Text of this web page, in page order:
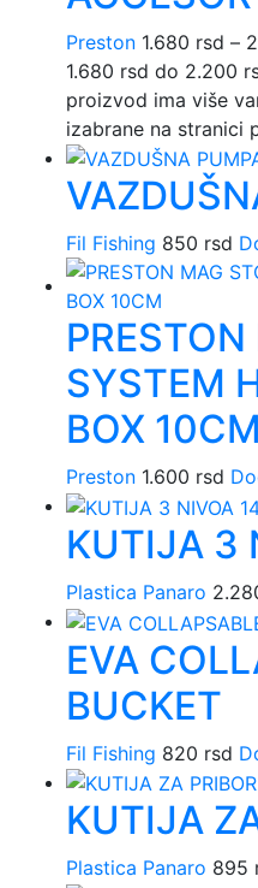
Preston 1.680 rsd –
1.680 rsd do 2.200
proizvod ima više
izabrane na stranici
Fil Fishing 850 rsd
SYSTEM
BOX 10CM
Preston 1.600 rsd
KUTIJA 3
Plastica Panaro
EVA
BUCKET
Fil Fishing 820 rsd
KUTIJA
Plastica Panaro 895